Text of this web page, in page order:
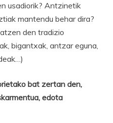
usadiorik? Antzinetik
mantendu behar dira?
den tradizio
bigantxak, antzar eguna,
bat zertan den,
edota